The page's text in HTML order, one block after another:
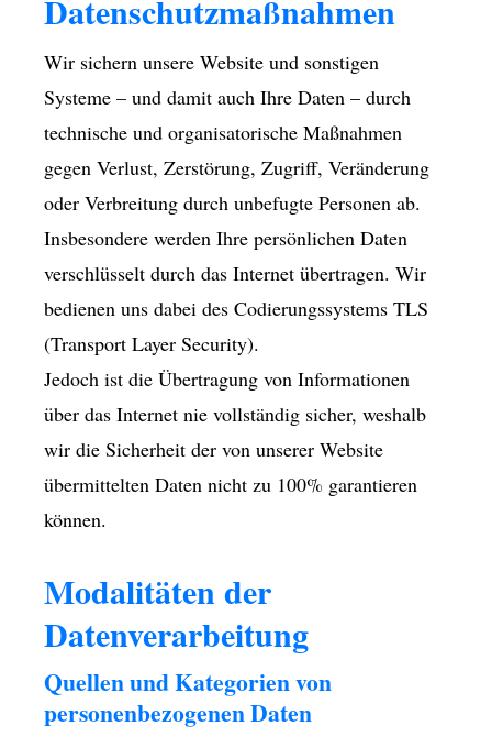
Datenschutzmaßnahmen
Wir sichern unsere Website und sonstigen
Systeme – und damit auch Ihre Daten – durch
technische und organisatorische Maßnahmen
gegen Verlust, Zerstörung, Zugriff, Veränderung
oder Verbreitung durch unbefugte Per­sonen ab.
Insbesondere werden Ihre persönlichen Daten
verschlüsselt durch das Internet übertragen. Wir
bedienen uns dabei des Codierungssystems TLS
(Transport Layer Security).
Jedoch ist die Übertragung von Informationen
über das Internet nie vollständig sicher, weshalb
wir die Sicherheit der von unserer Website
übermittelten Daten nicht zu 100% garantieren
können.
Modalitäten der
Datenverarbeitung
Quellen und Kategorien von
personenbezogenen Daten